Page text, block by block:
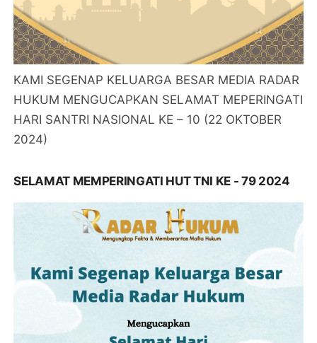
KAMI SEGENAP KELUARGA BESAR MEDIA RADAR
HUKUM MENGUCAPKAN SELAMAT MEPERINGATI
HARI SANTRI NASIONAL KE – 10 (22 OKTOBER
2024)
SELAMAT MEMPERINGATI HUT TNI KE - 79 2024